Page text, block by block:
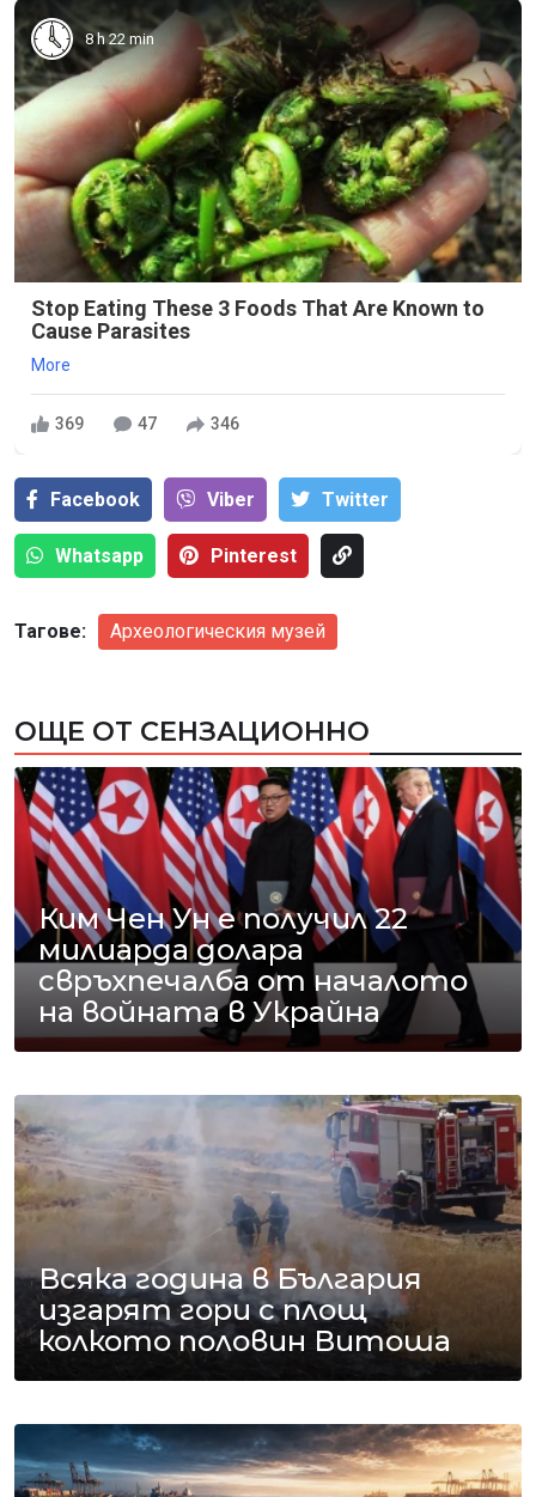
8 h 22 min
Stop Eating These 3 Foods That Are Known to
Cause Parasites
More
369 47 346
Facebook Viber Тwitter
Whatsapp Pinterest
Тагове: Археологическия музей
ОЩЕ ОТ СЕНЗАЦИОННО
Ким Чен Ун е получил 22
милиарда долара
свръхпечалба от началото
на войната в Украйна
Всяка година в България
изгарят гори с площ
колкото половин Витоша